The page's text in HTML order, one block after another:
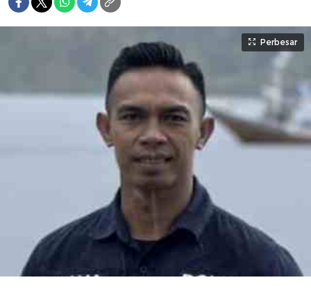
Perbesar